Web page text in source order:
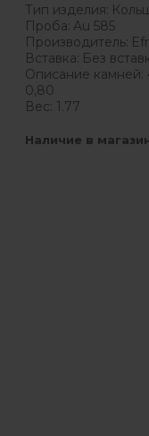
Тип изделия:
Проба: Au 585
Производитель:
Вставка: Без
Описание камней:
0,80
Вес: 1.77
Наличие в